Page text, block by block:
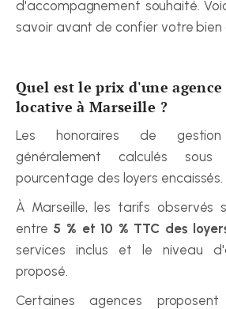
d'accompagnement souhaité.
savoir avant de confier votre bien
Quel est le prix d'une
locative à Marseille ?
Les honoraires de
généralement calculés
pourcentage des loyers encaissés.
À Marseille, les tarifs observés
entre 5 % et 10 % TTC des
services inclus et le niveau
proposé.
Certaines agences